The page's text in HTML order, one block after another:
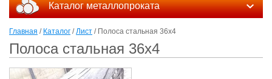
Каталог металлопроката
Главная / Каталог /Лист / Полоса стальная 36x4
Полоса стальная 36x4